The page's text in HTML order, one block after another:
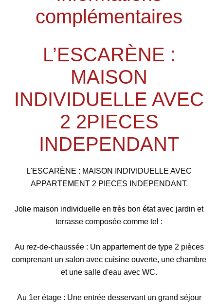
complémentaires
L’ESCARÈNE :
MAISON
INDIVIDUELLE AVEC
2 2PIECES
INDEPENDANT
L'ESCARÈNE : MAISON INDIVIDUELLE AVEC
APPARTEMENT 2 PIECES INDEPENDANT.
Jolie maison individuelle en très bon état avec jardin et
terrasse composée comme tel :
Au rez-de-chaussée : Un appartement de type 2 pièces
comprenant un salon avec cuisine ouverte, une chambre
et une salle d'eau avec WC.
Au 1er étage : Une entrée desservant un grand séjour